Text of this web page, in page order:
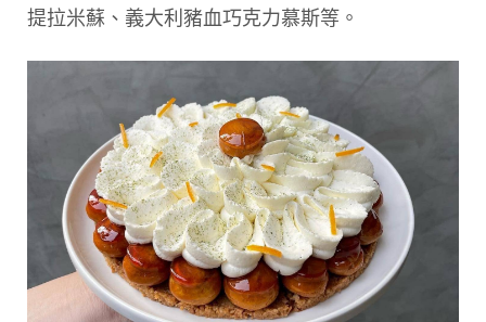
提拉米蘇、義大利豬血巧克力慕斯等。